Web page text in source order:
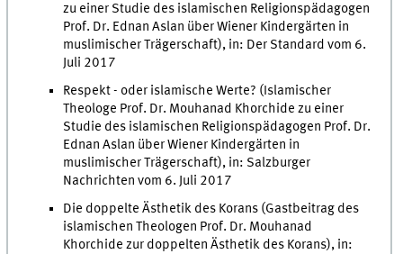
zu einer Studie des islamischen Religionspädagogen
Prof. Dr. Ednan Aslan über Wiener Kindergärten in
muslimischer Trägerschaft), in: Der Standard vom 6.
Juli 2017
Respekt - oder islamische Werte? (Islamischer
Theologe Prof. Dr. Mouhanad Khorchide zu einer
Studie des islamischen Religionspädagogen Prof. Dr.
Ednan Aslan über Wiener Kindergärten in
muslimischer Trägerschaft), in: Salzburger
Nachrichten vom 6. Juli 2017
Die doppelte Ästhetik des Korans (Gastbeitrag des
islamischen Theologen Prof. Dr. Mouhanad
Khorchide zur doppelten Ästhetik des Korans), in: